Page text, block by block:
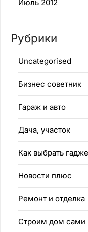
Июль 2012
Рубрики
Uncategorised
Бизнес советник
Гараж и авто
Дача, участок
Как выбрать
Новости плюс
Ремонт и отделка
Строим дом сами